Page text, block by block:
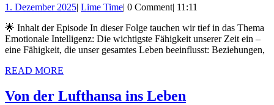
Die
wichtigste
Fähigkeit
1. Dezember 20251.
2025
| Lime TimeLime
| 0 Comment| 11:11
🌟 Inhalt der Episode In dieser Folge tauchen wir tief in das Thema
Emotionale Intelligenz: Die wichtigste Fähigkeit unserer Zeit ein –
eine Fähigkeit, die unser gesamtes Leben beeinflusst: Beziehungen,
READ MORE
Von der Lufthansa ins Leben